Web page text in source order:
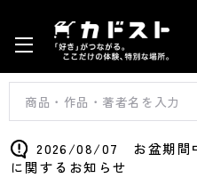
2026/08/07 お盆期間
に関するお知らせ